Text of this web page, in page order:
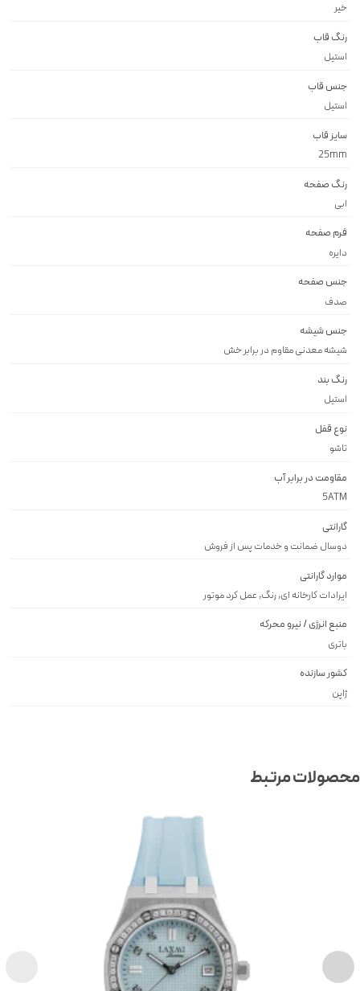
خیر
رنگ قاب
استيل
جنس قاب
استيل
سایز قاب
25mm
رنگ صفحه
ابى
فرم صفحه
دايره
جنس صفحه
صدف
جنس شیشه
شيشه معدنى مقاوم در برابر خش
رنگ بند
استيل
نوع قفل
تاشو
مقاومت در برابر آب
5ATM
گارانتی
دوسال ضمانت و خدمات پس از فروش
موارد گارانتی
ایرادات کارخانه ای, رنگ, عمل کرد موتور
منبع انرژی / نیرو محرکه
باتری
کشور سازنده
ژاپن
مرتبط